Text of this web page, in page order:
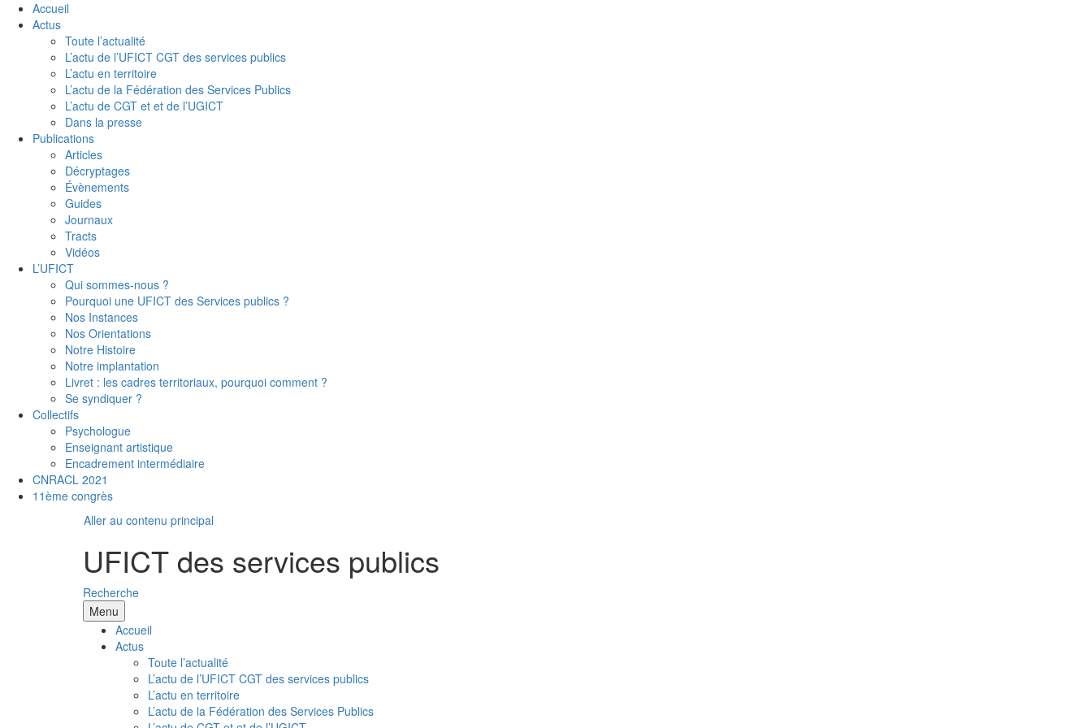
Accueil
Actus
Toute l’actualité
L’actu de l’UFICT CGT des services publics
L’actu en territoire
L’actu de la Fédération des Services Publics
L’actu de CGT et et de l’UGICT
Dans la presse
Publications
Articles
Décryptages
Évènements
Guides
Journaux
Tracts
Vidéos
L’UFICT
Qui sommes-nous ?
Pourquoi une UFICT des Services publics ?
Nos Instances
Nos Orientations
Notre Histoire
Notre implantation
Livret : les cadres territoriaux, pourquoi comment ?
Se syndiquer ?
Collectifs
Psychologue
Enseignant artistique
Encadrement intermédiaire
CNRACL 2021
11ème congrès
Aller au contenu principal
UFICT des services publics
Recherche
Menu
Accueil
Actus
Toute l’actualité
L’actu de l’UFICT CGT des services publics
L’actu en territoire
L’actu de la Fédération des Services Publics